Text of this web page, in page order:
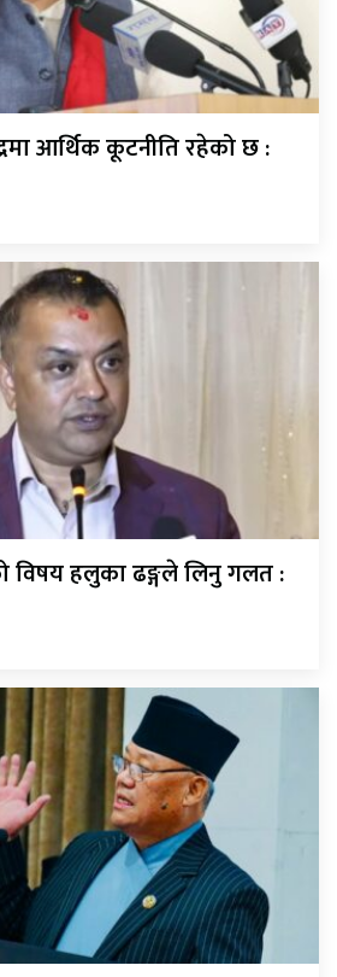
आर्थिक कूटनीति रहेको छ :
विषय हलुका ढङ्गले लिनु गलत :